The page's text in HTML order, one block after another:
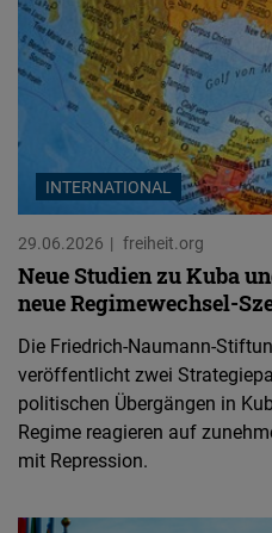
INTERNATIONAL
29.06.2026 freiheit.org
Neue Studien zu Kuba
neue Regimewechsel-
Die Friedrich-Naumann-
veröffentlicht zwei
politischen Übergängen in
Regime reagieren auf
mit Repression.